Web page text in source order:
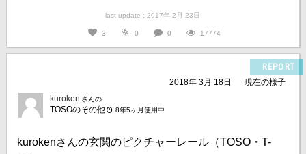
last update : 2017年 2月 23日
3 0 0 17774
REPORT
2018年 3月 18日
現在の様子
kuroken さんの
TOSOのその他 8年5ヶ月使用中
kurokenさんの玄関のピクチャーレール（TOSO・T-